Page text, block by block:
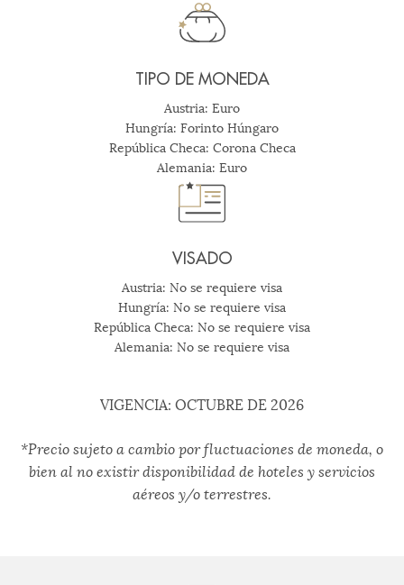
TIPO DE MONEDA
Austria: Euro
Hungría: Forinto Húngaro
República Checa: Corona Checa
Alemania: Euro
VISADO
Austria: No se requiere visa
Hungría: No se requiere visa
República Checa: No se requiere visa
Alemania: No se requiere visa
VIGENCIA: OCTUBRE DE 2026
*Precio sujeto a cambio por fluctuaciones de moneda, o
bien al no existir disponibilidad de hoteles y servicios
aéreos y/o terrestres.